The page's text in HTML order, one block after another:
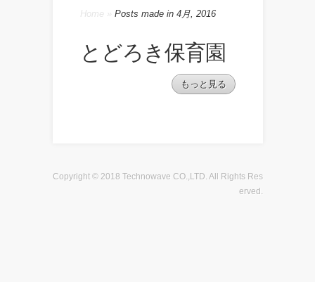
Home Posts made in 4月, 2016
とどろき保育園
もっと見る
Copyright © 2018 Technowave CO.,LTD. All Rights Res
erved.